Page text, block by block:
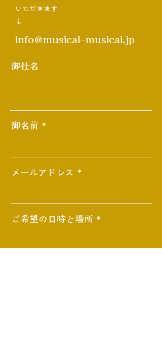
いただきます​
↓
info@musical-musicai.jp
御社名
御名前
メールアドレス
ご希望の日時と場所